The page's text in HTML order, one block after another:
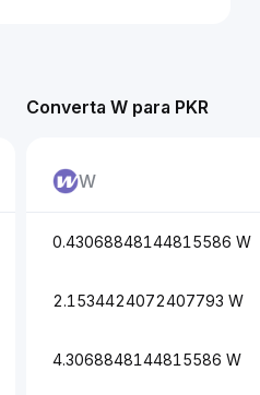
Converta W para PKR
W
0.43068848144815586 W
2.1534424072407793 W
4.3068848144815586 W